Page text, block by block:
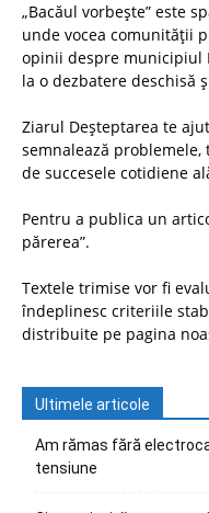
„Bacăul vorbește” este
unde vocea comunității
opinii despre municipiul
la o dezbatere deschisă
Ziarul Deșteptarea te
semnalează
de succesele cotidiene
Pentru a publica un
părerea”.
Textele trimise vor fi
îndeplinesc criteriile
distribuite pe pagina
Ultimele articole
Am rămas fără
tensiune